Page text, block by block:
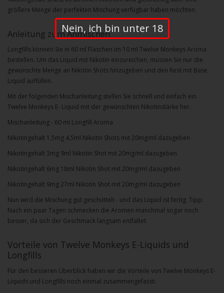
größere Menge der perfekten Mischung verfügbar haben möchten.
Anleitung zum Anmischen
Longfills können Sie in 60 ml Flaschen im 10 ml Twelve Monkeys Aroma
bestellen. Um das Liquid mit Nikotin einzureichen, müssen Sie nur die
gewünschte Menge an Nikotin Shots hinzugeben und den Rest mit Base
Liquid auffüllen.
Mit der folgenden Mischanleitung stellen Sie schnell und einfach ein
Twelve Monkeys E- Liquid mit der gewünschten Nikotinstärke her.
Mischanleitung - 60 ml Longfill Aroma
Nikotingehalt 1,5mg 4,5ml Nikotin Shots mit 20mg/ml dazugeben
Nikotingehalt 3mg 9ml Nikotin Shot mit 20mg/ml dazugeben
Nikotingehalt 6mg 18ml Nikotin Shot mit 20mg/ml dazugeben
Nikotingehalt 9mg 27ml Nikotin Shot mit 20mg/ml dazugeben
Nun wird die Mischung gut geschüttelt - und das Liquid ist fertig. Tipp:
Nach ein paar Tagen schmecken die Aromen manchmal sogar noch
besser, da sich der Geschmack langsam entfaltet.
Vorteile von Twelve Monkeys E-Liquids und
Longfills
Für den besseren Überblick haben wir die Vorteile von Twelve Monkeys E-
Liquids und Longfills noch einmal zusammengefasst:
Nein, ich bin unter 18